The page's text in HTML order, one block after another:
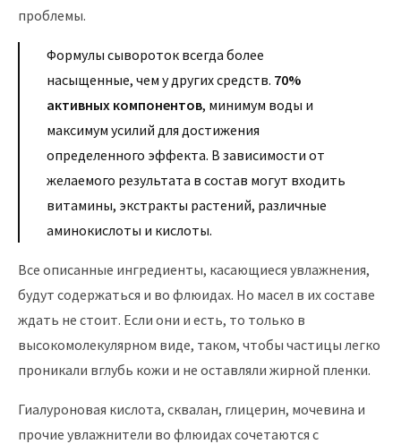
проблемы.
Формулы сывороток всегда более
насыщенные, чем у других средств. 70%
активных компонентов, минимум воды и
максимум усилий для достижения
определенного эффекта. В зависимости от
желаемого результата в состав могут входить
витамины, экстракты растений, различные
аминокислоты и кислоты.
Все описанные ингредиенты, касающиеся увлажнения,
будут содержаться и во флюидах. Но масел в их составе
ждать не стоит. Если они и есть, то только в
высокомолекулярном виде, таком, чтобы частицы легко
проникали вглубь кожи и не оставляли жирной пленки.
Гиалуроновая кислота, сквалан, глицерин, мочевина и
прочие увлажнители во флюидах сочетаются с